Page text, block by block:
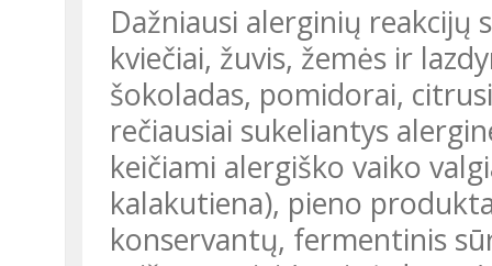
Dažniausi alerginių reakcijų
kviečiai, žuvis, žemės ir
šokoladas, pomidorai,
rečiausiai sukeliantys
keičiami alergiško vaiko
kalakutiena), pieno
konservantų, fermentinis